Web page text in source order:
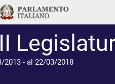
2013 - al 22/03/2018